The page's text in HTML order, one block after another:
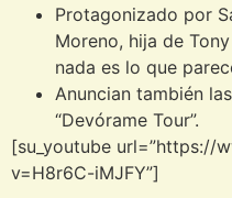
Protagonizado por
Moreno, hija de
nada es lo que
Anuncian también
“Devórame Tour”.
[su_youtube url=”https://
v=H8r6C-iMJFY”]